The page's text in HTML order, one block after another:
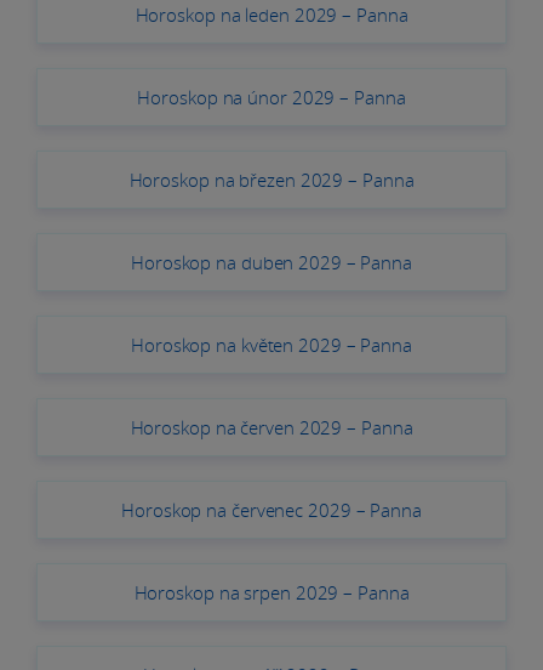
Horoskop na leden 2029 – Panna
Horoskop na únor 2029 – Panna
Horoskop na březen 2029 – Panna
Horoskop na duben 2029 – Panna
Horoskop na květen 2029 – Panna
Horoskop na červen 2029 – Panna
Horoskop na červenec 2029 – Panna
Horoskop na srpen 2029 – Panna